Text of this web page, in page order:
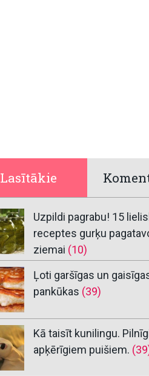
Lasītākie
Uzpildi pagrabu! 15
receptes gurķu
ziemai (10)
Ļoti garšīgas un
pankūkas (39)
Kā taisīt kunilingu.
apķērīgiem puišiem.